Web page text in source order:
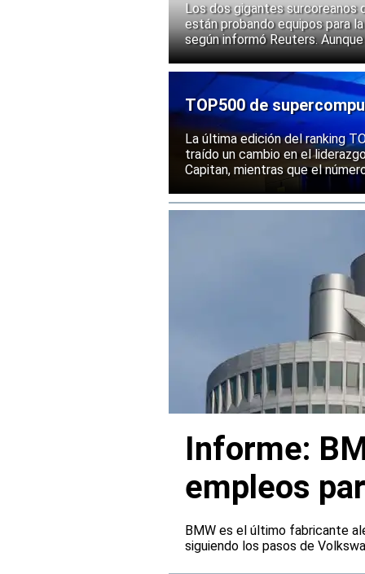
Los dos gigantes surcoreanos
están probando equipos para
según informó Reuters.
implementación, las acciones
ante la posibilidad de un
exportación de tecnologías
TOP500 de
mantiene una posición
La última edición del ranking
traído un cambio en el
Capitan, mientras que el
mantenido su posición entre
rendimiento.
Informe:
empleos
BMW es el último fabricante
siguiendo los pasos de